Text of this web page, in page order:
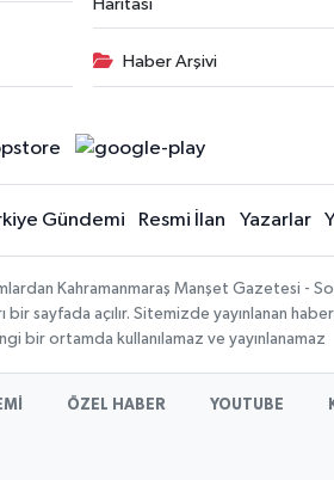
Haritası
Haber Arşivi
Gündemi Resmi İlan Yazarlar
Kahramanmaraş Manşet Gazetesi -
sayfada açılır. Sitemizde yayınlanan
bir ortamda kullanılamaz ve yayınlanamaz
ÖZEL HABER YOUTUBE